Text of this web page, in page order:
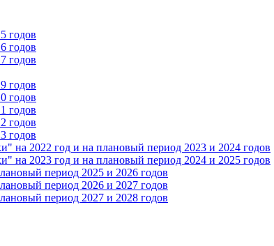
годов
годов
годов
годов
годов
годов
годов
годов
2022 год и на плановый период 2023 и 2024 годов
2023 год и на плановый период 2024 и 2025 годов
период 2025 и 2026 годов
период 2026 и 2027 годов
период 2027 и 2028 годов